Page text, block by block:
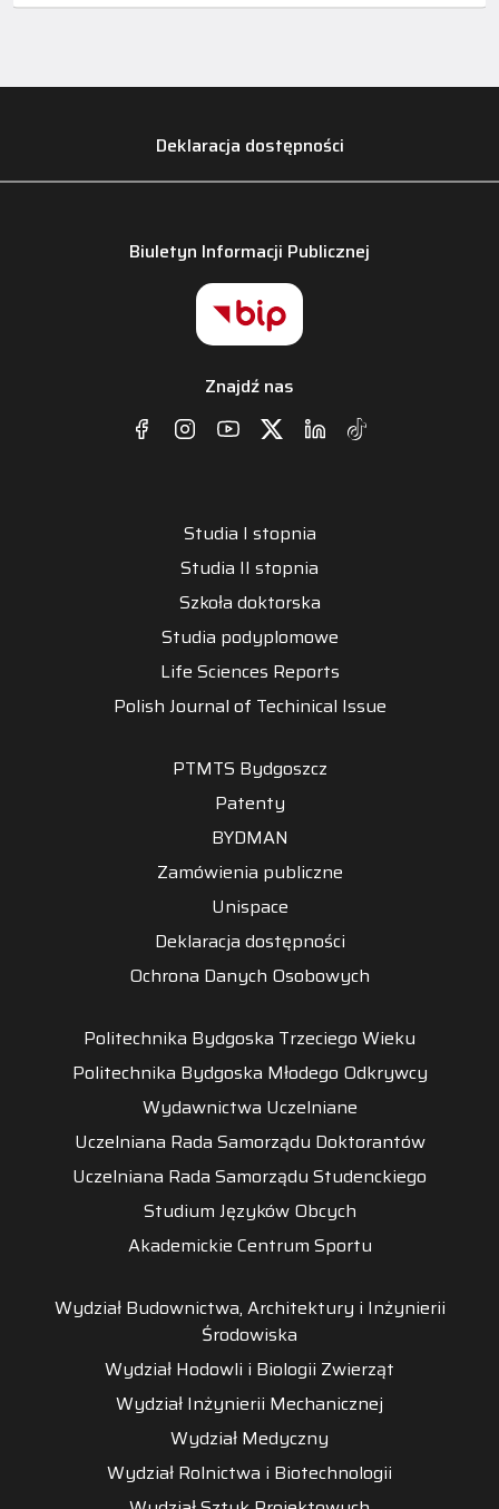
Deklaracja dostępności
Biuletyn Informacji Publicznej
Znajdź nas
Studia I stopnia
Studia II stopnia
Szkoła doktorska
Studia podyplomowe
Life Sciences Reports
Polish Journal of Techinical Issue
PTMTS Bydgoszcz
Patenty
BYDMAN
Zamówienia publiczne
Unispace
Deklaracja dostępności
Ochrona Danych Osobowych
Politechnika Bydgoska Trzeciego Wieku
Politechnika Bydgoska Młodego Odkrywcy
Wydawnictwa Uczelniane
Uczelniana Rada Samorządu Doktorantów
Uczelniana Rada Samorządu Studenckiego
Studium Języków Obcych
Akademickie Centrum Sportu
Wydział Budownictwa, Architektury i Inżynierii
Środowiska
Wydział Hodowli i Biologii Zwierząt
Wydział Inżynierii Mechanicznej
Wydział Medyczny
Wydział Rolnictwa i Biotechnologii